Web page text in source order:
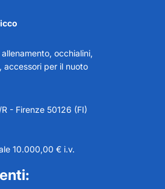
occhialini,
per il nuoto
- Firenze 50126 (FI)
10.000,00 € i.v.